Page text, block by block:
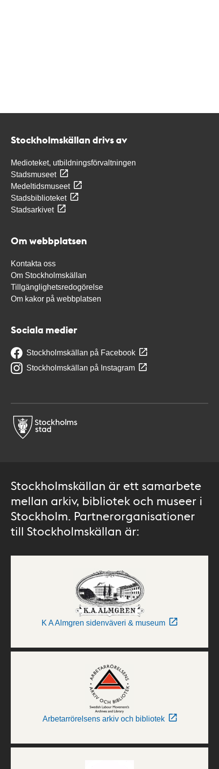
Stockholmskällan drivs av
Medioteket, utbildningsförvaltningen
Stadsmuseet
Medeltidsmuseet
Stadsbiblioteket
Stadsarkivet
Om webbplatsen
Kontakta oss
Om Stockholmskällan
Tillgänglighetsredogörelse
Om kakor på webbplatsen
Sociala medier
Stockholmskällan på Facebook
Stockholmskällan på Instagram
Stockholmskällan är ett samarbete
mellan arkiv, bibliotek och museer i
Stockholm. Partnerorganisationer
till Stockholmskällan är:
K A Almgren sidenväveri & museum
Arbetarrörelsens arkiv och bibliotek